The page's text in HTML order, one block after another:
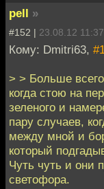
pell »
#152 | 23.08.12 11:37
Кому: Dmitri63,
> > Больше
когда стою на
зеленого и
пару случаев,
между мной и
который
Чуть чуть и они
светофора.